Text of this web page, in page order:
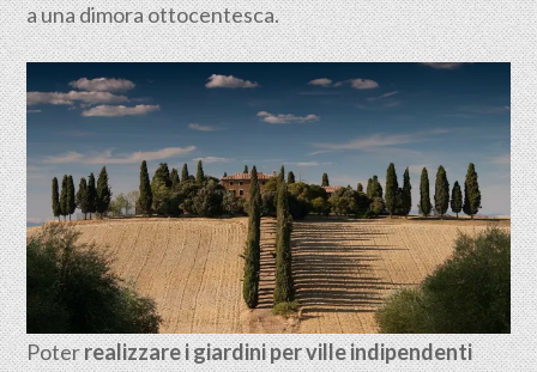
a una dimora ottocentesca.
Poterrealizzare i giardini per ville indipendenti